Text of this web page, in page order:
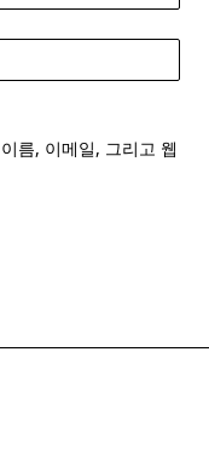
름, 이메일, 그리고 웹